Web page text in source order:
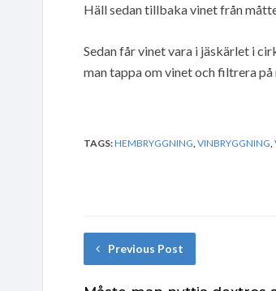
Häll sedan tillbaka vinet från
Sedan får vinet vara i jäskärlet i
man tappa om vinet och filtrera
TAGS:HEMBRYGGNING VINBRYGGNING
Previous Post